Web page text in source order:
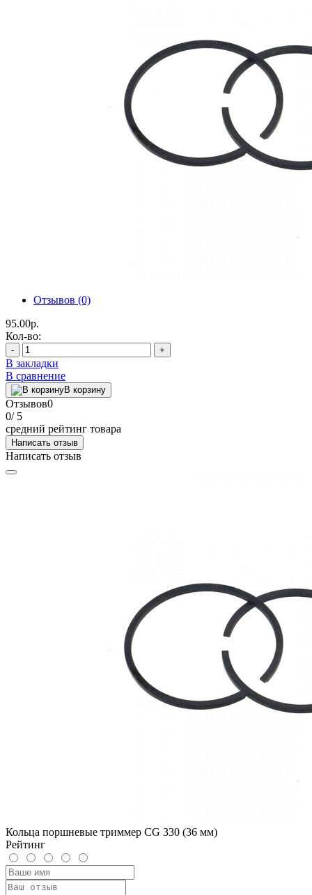
Отзывов (0)
95.00р.
Кол-во:
- +
В закладки
В сравнение
В корзину
Отзывов0
0/ 5
средний рейтинг товара
Написать отзыв
Написать отзыв
Кольца поршневые триммер CG 330 (36 мм)
Рейтинг